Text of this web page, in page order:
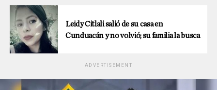
Leidy Citlali salió de su casa en
Cunduacán y no volvió; su familia la busca
ADVERTISEMENT